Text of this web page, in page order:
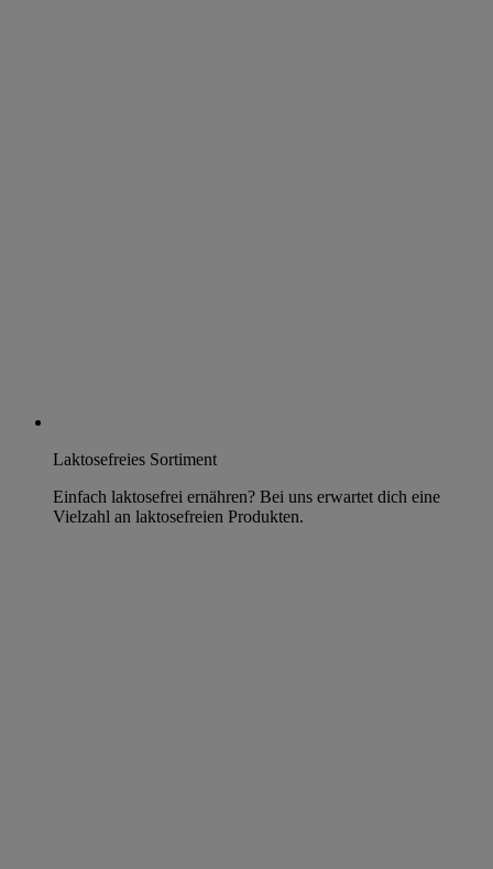
Laktosefreies Sortiment
Einfach laktosefrei ernähren? Bei uns erwartet dich eine
Vielzahl an laktosefreien Produkten.